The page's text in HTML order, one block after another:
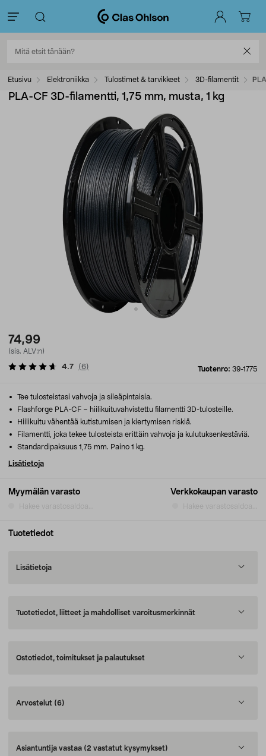
Etusivu Elektroniikka Tulostimet & tarvikkeet 3D-filamentit
PLA-CF 3D-filamentti, 1,75 mm, musta, 1 kg
74,99
(sis. ALV:n)
Tuotenro: 39-1775
4.7 (6)
Myymälän varasto
Hakee varastosaldoa...
Verkkokaupan varasto
Hakee varastosaldoa...
Tee tulosteistasi vahvoja ja sileäpintaisia.
Flashforge PLA-CF – hiilikuituvahvistettu filamentti 3D-tulosteille.
Hiilikuitu vähentää kutistumisen ja kiertymisen riskiä.
Filamentti, joka tekee tulosteista erittäin vahvoja ja kulutuksenkestäviä.
Standardipaksuus 1,75 mm. Paino 1 kg.
Lisätietoja
Tuotetiedot
Lisätietoja
Tuotetiedot, liitteet ja mahdolliset varoitusmerkinnät
Ostotiedot, toimitukset ja palautukset
Arvostelut (6)
Asiantuntija vastaa (2 vastatut kysymykset)